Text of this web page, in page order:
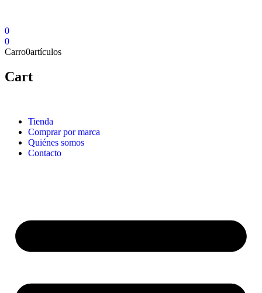
0
0
Carro0artículos
Cart
Tienda
Comprar por marca
Quiénes somos
Contacto